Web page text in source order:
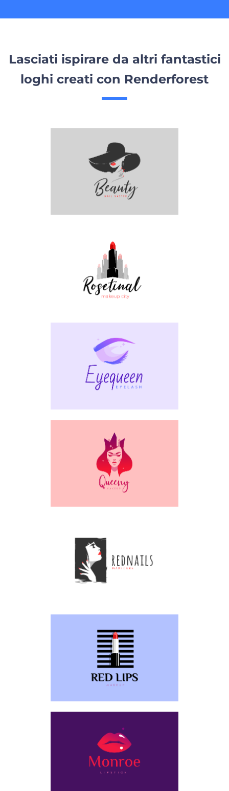
Lasciati ispirare da altri fantastici
loghi creati con Renderforest